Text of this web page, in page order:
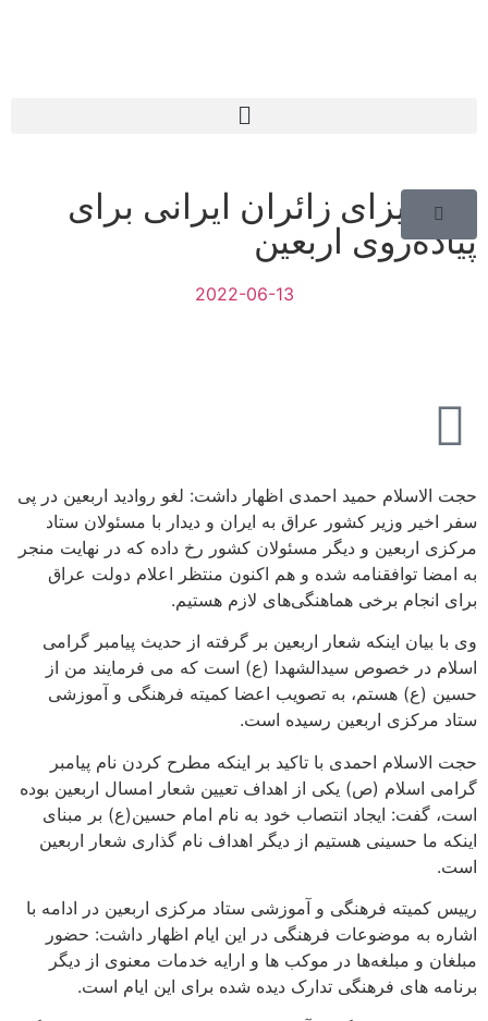
لغو ویزای زائران ایرانی برای
پیاده‌روی اربعین
2022-06-13
حجت الاسلام حمید احمدی اظهار داشت: لغو روادید اربعین در پی
سفر اخیر وزیر کشور عراق به ایران و دیدار با مسئولان ستاد
مرکزی اربعین و دیگر مسئولان کشور رخ داده که در نهایت منجر
به امضا توافقنامه شده و هم اکنون منتظر اعلام دولت عراق
برای انجام برخی هماهنگی‌های لازم هستیم.
وی با بیان اینکه شعار اربعین بر گرفته از حدیث پیامبر گرامی
اسلام در خصوص سیدالشهدا (ع) است که می فرمایند من از
حسین (ع) هستم، به تصویب اعضا کمیته فرهنگی و آموزشی
ستاد مرکزی اربعین رسیده است.
حجت الاسلام احمدی با تاکید بر اینکه مطرح کردن نام پیامبر
گرامی اسلام (ص) یکی از اهداف تعیین شعار امسال اربعین بوده
است، گفت: ایجاد انتصاب خود به نام امام حسین(ع) بر مبنای
اینکه ما حسینی هستیم از دیگر اهداف نام گذاری شعار اربعین
است.
رییس کمیته فرهنگی و آموزشی ستاد مرکزی اربعین در ادامه با
اشاره به موضوعات فرهنگی در این ایام اظهار داشت: حضور
مبلغان و مبلغه‌ها در موکب ها و ارایه خدمات معنوی از دیگر
برنامه های فرهنگی تدارک دیده شده برای این ایام است.